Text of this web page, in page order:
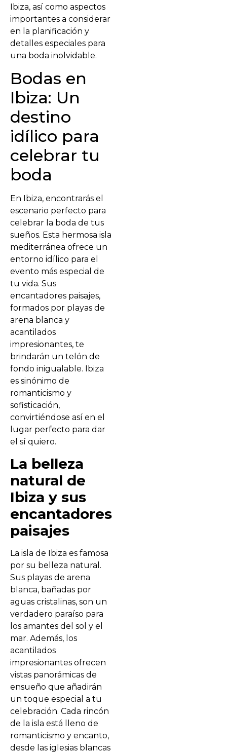
Ibiza, así como aspectos
importantes a considerar
en la planificación y
detalles especiales para
una boda inolvidable.
Bodas en
Ibiza: Un
destino
idílico para
celebrar tu
boda
En Ibiza, encontrarás el
escenario perfecto para
celebrar la boda de tus
sueños. Esta hermosa isla
mediterránea ofrece un
entorno idílico para el
evento más especial de
tu vida. Sus
encantadores paisajes,
formados por playas de
arena blanca y
acantilados
impresionantes, te
brindarán un telón de
fondo inigualable. Ibiza
es sinónimo de
romanticismo y
sofisticación,
convirtiéndose así en el
lugar perfecto para dar
el sí quiero.
La belleza
natural de
Ibiza y sus
encantadores
paisajes
La isla de Ibiza es famosa
por su belleza natural.
Sus playas de arena
blanca, bañadas por
aguas cristalinas, son un
verdadero paraíso para
los amantes del sol y el
mar. Además, los
acantilados
impresionantes ofrecen
vistas panorámicas de
ensueño que añadirán
un toque especial a tu
celebración. Cada rincón
de la isla está lleno de
romanticismo y encanto,
desde las iglesias blancas